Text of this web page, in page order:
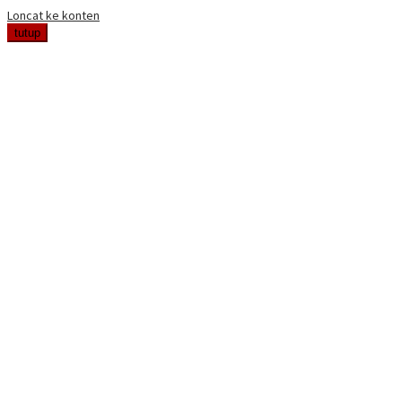
Loncat ke konten
tutup